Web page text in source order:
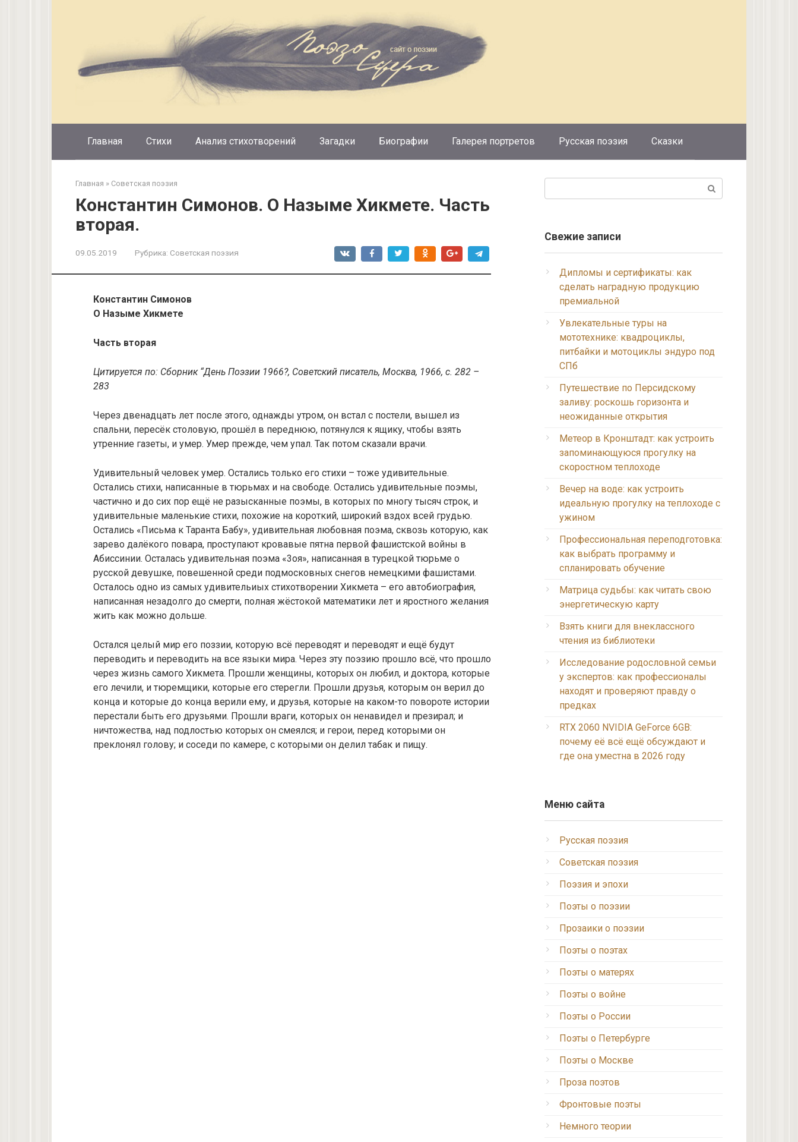
Главная Стихи Анализ стихотворений Загадки Биографии Галерея портретов Русская поэзия Сказки
Главная » Советская поэзия
Константин Симонов. О Назыме Хикмете. Часть
вторая.
09.05.2019 Рубрика: Советская поэзия
Константин Симонов
О Назыме Хикмете
Часть вторая
Цитируется по: Сборник “День Поэзии 1966?, Советский писатель, Москва, 1966, с. 282 –
283
Через двенадцать лет после этого, однажды утром, он встал с постели, вышел из
спальни, пересёк столовую, прошёл в переднюю, потянулся к ящику, чтобы взять
утренние газеты, и умер. Умер прежде, чем упал. Так потом сказали врачи.
Удивительный человек умер. Остались только его стихи – тоже удивительные.
Остались стихи, написанные в тюрьмах и на свободе. Остались удивительные поэмы,
частично и до сих пор ещё не разысканные поэмы, в которых по многу тысяч строк, и
удивительные маленькие стихи, похожие на короткий, широкий вздох всей грудью.
Остались «Письма к Таранта Бабу», удивительная любовная поэма, сквозь которую, как
зарево далёкого повара, проступают кровавые пятна первой фашистской войны в
Абиссинии. Осталась удивительная поэма «3оя», написанная в турецкой тюрьме о
русской девушке, повешенной среди подмосковных снегов немецкими фашистами.
Осталось одно из самых удивительиых стихотворении Хикмета – его автобиография,
написанная незадолго до смерти, полная жёстокой математики лет и яростного желания
жить как можно дольше.
Остался целый мир его поззии, которую всё переводят и переводят и ещё будут
переводить и переводить на все языки мира. Через эту поэзию прошло всё, что прошло
через жизнь самого Хикмета. Прошли женщины, которых он любил, и доктора, которые
его лечили, и тюремщики, которые его стерегли. Прошли друзья, которым он верил до
конца и которые до конца верили ему, и друзья, которые на каком-то повороте истории
перестали быть его друзьями. Прошли враги, которых он ненавидел и презирал; и
ничтожества, над подлостью которых он смеялся; и герои, перед которыми он
преклонял голову; и соседи по камере, с которыми он делил табак и пищу.
Свежие записи
Дипломы и сертификаты: как
сделать наградную продукцию
премиальной
Увлекательные туры на
мототехнике: квадроциклы,
питбайки и мотоциклы эндуро под
СПб
Путешествие по Персидскому
заливу: роскошь горизонта и
неожиданные открытия
Метеор в Кронштадт: как устроить
запоминающуюся прогулку на
скоростном теплоходе
Вечер на воде: как устроить
идеальную прогулку на теплоходе с
ужином
Профессиональная переподготовка:
как выбрать программу и
спланировать обучение
Матрица судьбы: как читать свою
энергетическую карту
Взять книги для внеклассного
чтения из библиотеки
Исследование родословной семьи
у экспертов: как профессионалы
находят и проверяют правду о
предках
RTX 2060 NVIDIA GeForce 6GB:
почему её всё ещё обсуждают и
где она уместна в 2026 году
Меню сайта
Русская поэзия
Советская поэзия
Поэзия и эпохи
Поэты о поэзии
Прозаики о поэзии
Поэты о поэтах
Поэты о матерях
Поэты о войне
Поэты о России
Поэты о Петербурге
Поэты о Москве
Проза поэтов
Фронтовые поэты
Немного теории